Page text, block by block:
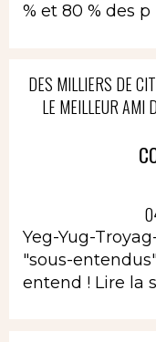
% et 80 % des p
DES MILLIERS DE
LE MEILLEUR AMI
Yeg-Yug-
"sous-
entend ! Lire la